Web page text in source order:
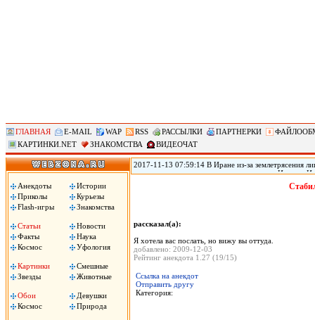
ГЛАВНАЯ E-MAIL WAP RSS РАССЫЛКИ ПАРТНЕРКИ
КАРТИНКИ.NET
ЗНАКОМСТВА ВИДЕОЧАТ
Анекдоты
Истории
Приколы
Курьезы
Flash-игры
Знакомства
Статьи
Новости
Факты
Наука
Космос
Уфология
Картинки
Смешные
Звезды
Животные
Обои
Девушки
Космос
Природа
2017-11-13 07:59:14 В Иране из-за землетрясения
произошедшего в воскресенье на границе Ирана с
временном жилье, сообщил источник в иранском
рассказал(а):
Я хотела вас послать, но вижу вы оттуда.
добавлено: 2009-12-03
Рейтинг анекдота 1.27 (19/15)
Ссылка на анекдот
Отправить другу
Категория: